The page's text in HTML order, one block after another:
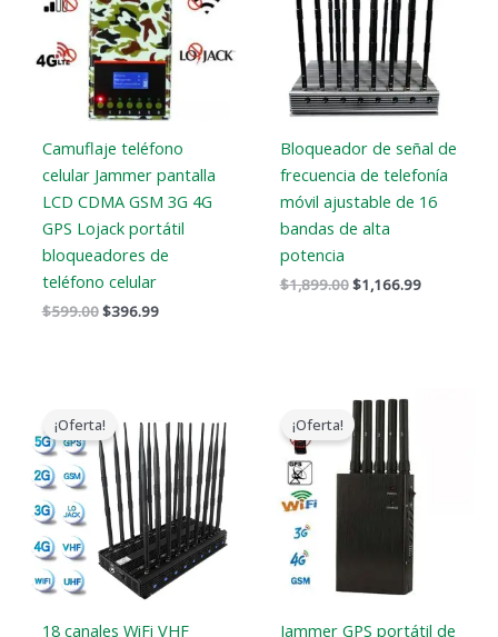
Camuflaje teléfono
celular Jammer pantalla
LCD CDMA GSM 3G 4G
GPS Lojack portátil
bloqueadores de
teléfono celular
$599.00$396.99
Bloqueador de señal de
frecuencia de telefonía
móvil ajustable de 16
bandas de alta
potencia
$1,899.00$1,166.99
¡Oferta!
18 canales WiFi VHF
original
era:
$1,399.00.
actual
es:
$719.88.
¡Oferta!
Jammer GPS portátil de
precio
original
era:
$466.00.
El
precio
actual
es:
$288.99.